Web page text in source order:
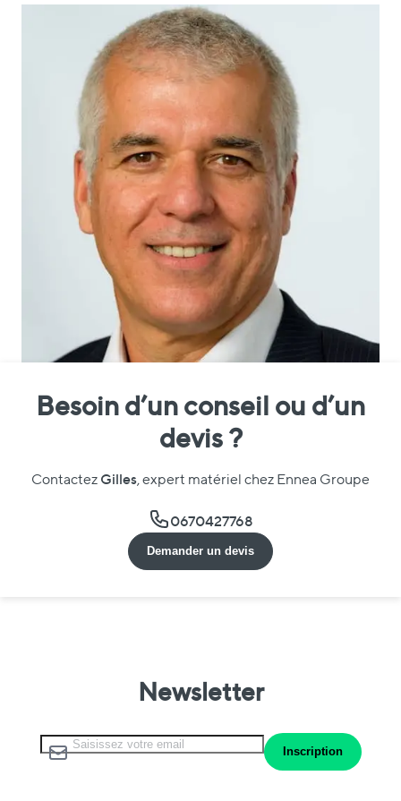
Besoin d’un conseil ou d’un
devis ?
Contactez Gilles, expert matériel chez Ennea Groupe
0670427768
Demander un devis
Newsletter
Inscription à notre lettre d’information :
Inscription